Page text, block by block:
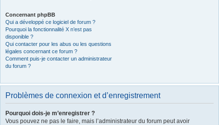
Concernant phpBB
Qui a développé ce logiciel de forum ?
Pourquoi la fonctionnalité X n’est pas
disponible ?
Qui contacter pour les abus ou les questions
légales concernant ce forum ?
Comment puis-je contacter un administrateur
du forum ?
Problèmes de connexion et d’enregistrement
Pourquoi dois-je m’enregistrer ?
Vous pouvez ne pas le faire, mais l’administrateur du forum peut avoir